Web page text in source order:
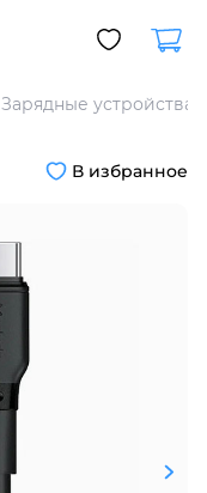
Зарядные устройства
В избранное